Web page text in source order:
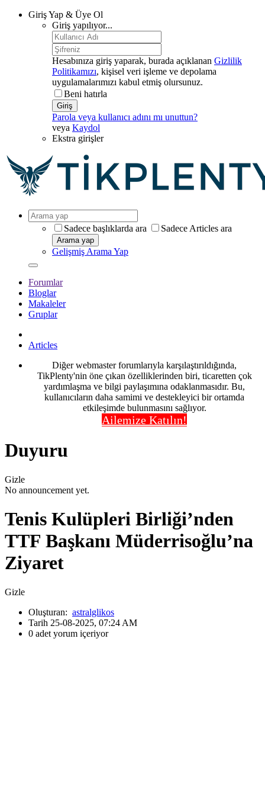
Giriş Yap & Üye Ol
Giriş yapılıyor...
Hesabınıza giriş yaparak, burada açıklanan Gizlilik
Politikamızı, kişisel veri işleme ve depolama
uygulamalarımızı kabul etmiş olursunuz.
Beni hatırla
Giriş
Parola veya kullanıcı adını mı unuttun?
veya Kaydol
Ekstra girişler
Sadece başlıklarda ara Sadece Articles ara
Arama yap
Gelişmiş Arama Yap
Forumlar
Bloglar
Makaleler
Gruplar
Articles
Diğer webmaster forumlarıyla karşılaştırıldığında,
TikPlenty'nin öne çıkan özelliklerinden biri, ticaretten çok
yardımlaşma ve bilgi paylaşımına odaklanmasıdır. Bu,
kullanıcıların daha samimi ve destekleyici bir ortamda
etkileşimde bulunmasını sağlıyor.
Ailemize Katılın!
Duyuru
Gizle
No announcement yet.
Tenis Kulüpleri Birliği’nden
TTF Başkanı Müderrisoğlu’na
Ziyaret
Gizle
Oluşturan: astralglikos
Tarih 25-08-2025, 07:24 AM
0 adet yorum içeriyor